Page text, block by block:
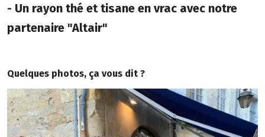
- Un rayon thé et tisane en vrac avec notre
partenaire "Altair"
Quelques photos, ça vous dit ?